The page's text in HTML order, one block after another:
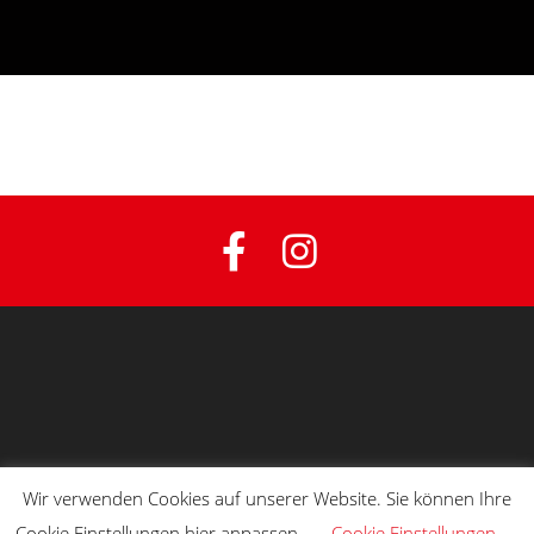
Wir verwenden Cookies auf unserer Website. Sie können Ihre